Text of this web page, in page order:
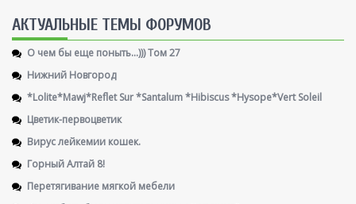
AКТУАЛЬНЫЕ ТЕМЫ ФОРУМОВ
О чем бы еще поныть...))) Том 27
Нижний Новгород
*Lolite*Mawj*Reflet Sur *Santalum *Hibiscus *Hysope*Vert Soleil
Цветик-первоцветик
Вирус лейкемии кошек.
Горный Алтай 8!
Перетягивание мягкой мебели